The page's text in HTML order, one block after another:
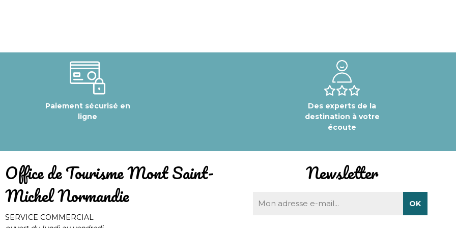
Paiement sécurisé en
ligne
Des experts de la
destination à votre
écoute
​Office de Tourisme Mont Saint-
Michel Normandie
SERVICE COMMERCIAL
Newsletter